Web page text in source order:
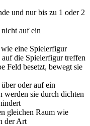
und nur bis zu 1 oder 2
auf ein
eine Spielerfigur
die Spielerfigur treffen
Feld besetzt, bewegt sie
oder auf ein
werden sie durch dichten
gleichen Raum wie
der Art